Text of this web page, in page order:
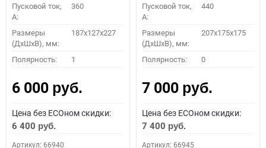
Пусковой ток,
A:
360
Размеры
(ДхШхВ), мм:
187x127x227
Полярность: 1
6 000 руб.
Цена без ECOном скидки:
6 400 руб.
Артикул: 66940
Пусковой ток,
A:
440
Размеры
(ДхШхВ), мм:
207x175x175
Полярность: 0
7 000 руб.
Цена без ECOном скидки:
7 400 руб.
Артикул: 66945